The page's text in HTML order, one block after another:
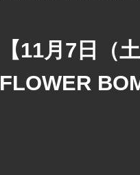
【11月7日（
FLOWER